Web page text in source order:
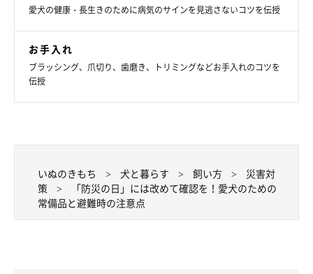
いぬのきもち投稿写真ギャラリー
る際は、クレートに入れて運ぶか、飼い主さんの腰にリードを装
着するなどして、愛犬を絶対に離さないように心がけてくださ
愛犬の健康・長生きのために病気のサインを見逃さないコツを伝授
お手入れ
ブラッシング、爪切り、歯磨き、トリミングなどお手入れのコツを
伝授
いぬのきもち 犬と暮らす 飼い方
災害対
策
「防災の日」には改めて確認を！愛犬のための
常備品と避難時の注意点